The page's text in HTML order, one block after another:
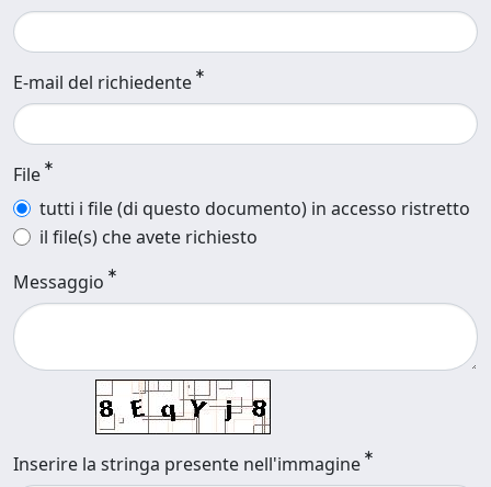
E-mail del richiedente
File
tutti i file (di questo documento) in accesso ristretto
il file(s) che avete richiesto
Messaggio
Inserire la stringa presente nell'immagine